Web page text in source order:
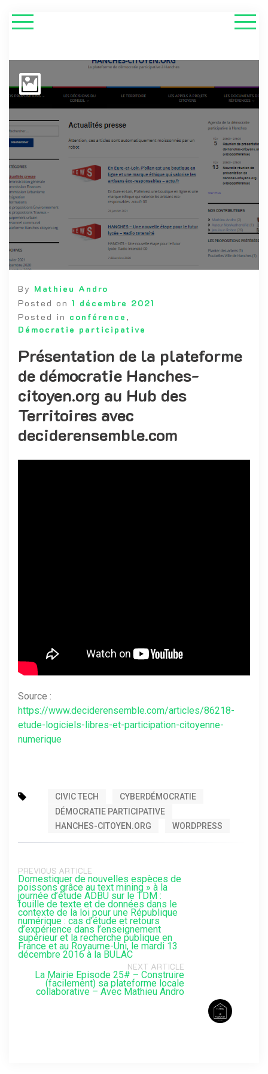
By Mathieu Andro
Posted on 1 décembre 2021
Posted in conférence ,
Démocratie participative
Présentation de la plateforme
de démocratie Hanches-
citoyen.org au Hub des
Territoires avec
deciderensemble.com
Source :
https://www.deciderensemble.com/articles/86218-
etude-logiciels-libres-et-participation-citoyenne-
numerique
CIVIC TECH
CYBERDÉMOCRATIE
DÉMOCRATIE PARTICIPATIVE
HANCHES-CITOYEN.ORG
WORDPRESS
PREVIOUS ARTICLE
Domestiquer de nouvelles espèces de
poissons grâce au text mining » à la
journée d’étude ADBU sur le TDM :
fouille de texte et de données dans le
contexte de la loi pour une République
numérique : cas d’étude et retours
d’expérience dans l’enseignement
supérieur et la recherche publique en
France et au Royaume-Uni, le mardi 13
décembre 2016 à la BULAC
NEXT ARTICLE
La Mairie Episode 25# – Construire
(facilement) sa plateforme locale
collaborative – Avec Mathieu Andro